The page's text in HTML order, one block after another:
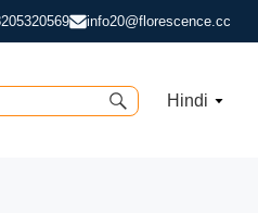
info20@florescence.cc
Hindi